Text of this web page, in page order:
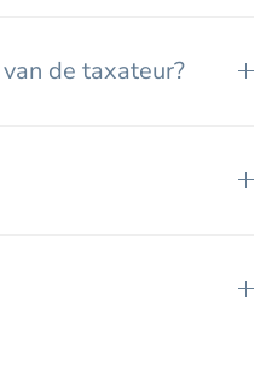
de taxateur?